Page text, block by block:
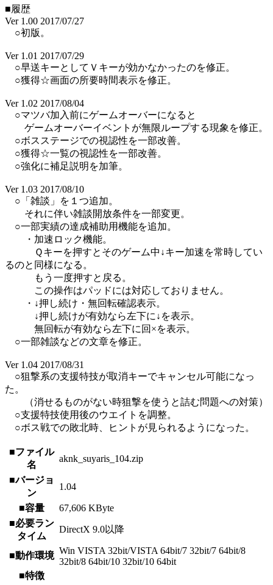
■履歴
Ver 1.00 2017/07/27
○初版。
Ver 1.01 2017/07/29
○早送キーとしてＶキーが効かなかったのを修正。
○獲得☆画面の所要時間表示を修正。
Ver 1.02 2017/08/04
○マツバ加入前にゲームオーバーになると
ゲームオーバーイベントが無限ループする現象を修正。
○ボスステージでの視認性を一部改善。
○獲得☆一覧の視認性を一部改善。
○強化に補足説明を加筆。
Ver 1.03 2017/08/10
○「雑談」を１つ追加。
それに伴い雑談開放条件を一部変更。
○一部実績の達成補助用機能を追加。
・加速ロック機能。
Ｑキーを押すとそのゲーム中↓キー加速を常時してい
るのと同様になる。
もう一度押すと戻る。
この操作はパッドには対応しておりません。
・↓押し続け・無回転確認表示。
↓押し続けが有効なら左下に↓を表示。
無回転が有効なら左下に回×を表示。
○一部雑談などの文章を修正。
Ver 1.04 2017/08/31
○狙撃系の支援特技が取消キーでキャンセル可能になっ
た。
（消せるものがない時狙撃を使うと詰む問題への対策）
○支援特技使用後のウエイトを調整。
○ボス戦での敗北時、ヒントが見られるようになった。
■ファイル
名
aknk_suyaris_104.zip
■バージョ
ン
1.04
■容量
67,606 KByte
■必要ラン
タイム
DirectX 9.0以降
■動作環境 Win VISTA 32bit/VISTA 64bit/7 32bit/7 64bit/8
32bit/8 64bit/10 32bit/10 64bit
■特徴